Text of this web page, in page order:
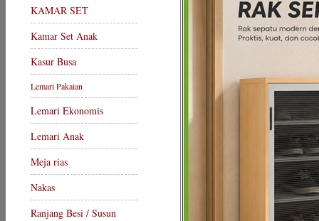
KAMAR SET
Kamar Set Anak
Kasur Busa
Lemari Pakaian
Lemari Ekonomis
Lemari Anak
Meja rias
Nakas
Ranjang Besi / Susun